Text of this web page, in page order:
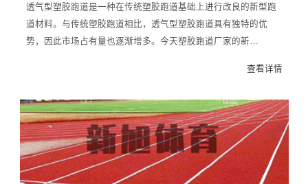
透气型塑胶跑道是一种在传统塑胶跑道基础上进行改良的新型跑
道材料。与传统塑胶跑道相比，透气型塑胶跑道具有独特的优
势，因此市场占有量也逐渐增多。今天塑胶跑道厂家的新…
查看详情